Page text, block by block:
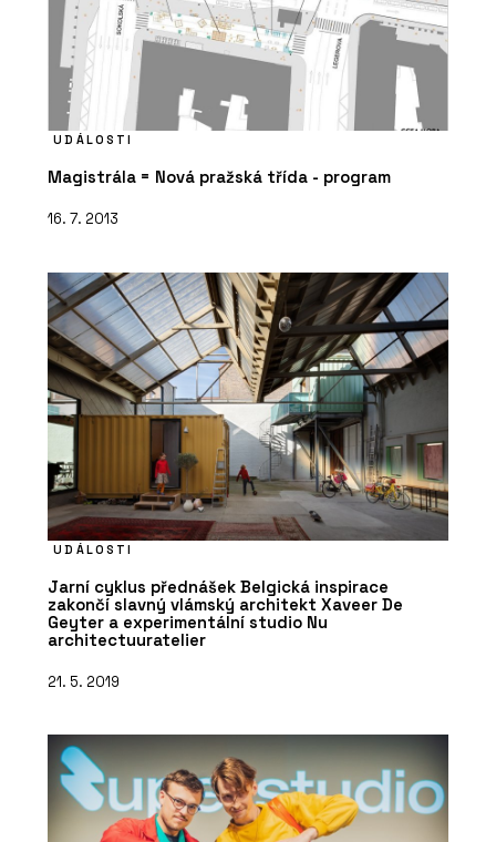
UDÁLOSTI
Magistrála = Nová pražská třída - program
16. 7. 2013
UDÁLOSTI
Jarní cyklus přednášek Belgická inspirace
zakončí slavný vlámský architekt Xaveer De
Geyter a experimentální studio Nu
architectuuratelier
21. 5. 2019